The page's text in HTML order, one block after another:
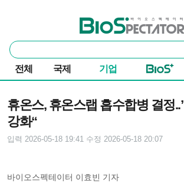
바이오스펙테이터
통
합
검
색
전체 국제 기업
휴온스, 휴온스랩 흡수합병 결정
강화“
입력 2026-05-18 19:41 수정 2026-05-18 20:07
바이오스펙테이터 이효빈 기자